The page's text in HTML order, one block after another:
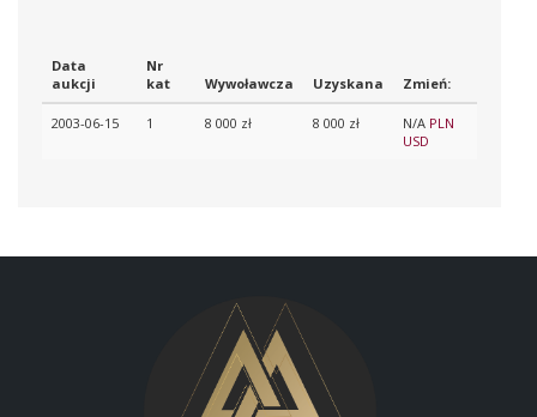
Data
aukcji
Nr
kat
Wywoławcza Uzyskana Zmień:
2003-06-15 1 8 000 zł 8 000 zł N/A PLN
USD